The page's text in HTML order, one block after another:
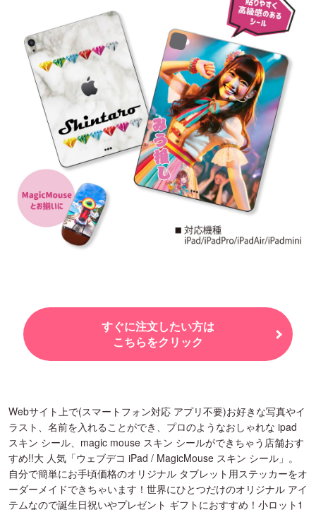
すぐに注文したい方は
こちらをクリック
Webサイト上で(スマートフォン対応 アプリ不要)お好きな写真やイ
ラスト、名前を入れることができ、プロのようなおしゃれな ipad
スキン シール、magic mouse スキン シールができちゃう店舗おす
すめ!!大 人気「ウェブデコ iPad / MagicMouse スキン シール」。
自分で簡単にお手頃価格のオリジナル タブレット用ステッカーをオ
ーダーメイドできちゃいます！世界にひとつだけのオリジナル アイ
テムなので誕生日祝いやプレゼント ギフトにおすすめ！小ロット1